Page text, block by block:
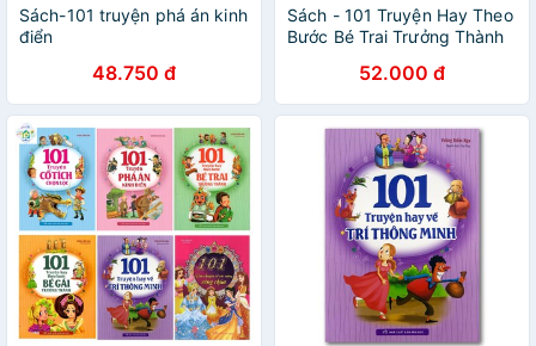
Sách-101 truyện phá án kinh
điển
48.750 đ
Sách - 101 Truyện Hay Theo
Bước Bé Trai Trưởng Thành
52.000 đ